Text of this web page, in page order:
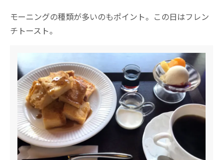
モーニングの種類が多いのもポイント。この日はフレン
チトースト。